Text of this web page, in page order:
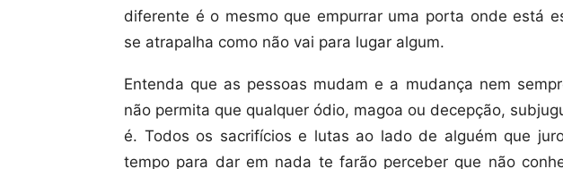
diferente é o mesmo que empurrar uma porta onde está
se atrapalha como não vai para lugar algum.
Entenda que as pessoas mudam e a mudança nem
não permita que qualquer ódio, magoa ou decepção,
é. Todos os sacrifícios e lutas ao lado de alguém que
tempo para dar em nada te farão perceber que não